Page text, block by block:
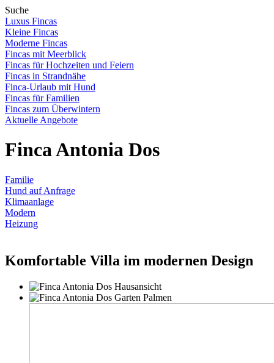
Suche
Luxus Fincas
Kleine Fincas
Moderne Fincas
Fincas mit Meerblick
Fincas für Hochzeiten und Feiern
Fincas in Strandnähe
Finca-Urlaub mit Hund
Fincas für Familien
Fincas zum Überwintern
Aktuelle Angebote
Finca Antonia Dos
Familie
Hund auf Anfrage
Klimaanlage
Modern
Heizung
Komfortable Villa im modernen Design